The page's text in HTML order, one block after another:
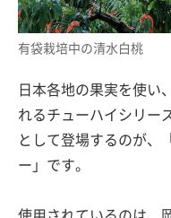
有袋栽培中の清水白桃
日本各地の果実を使い
れるチューハイシリー
として登場するのが、
ー」です。